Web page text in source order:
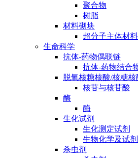
聚合物
树脂
材料砌块
超分子主体材料
生命科学
抗体-药物偶联链
抗体-药物结合
脱氧核糖核酸/核糖核
核苷与核苷酸
酶
酶
生化试剂
生化测定试剂
生物化学及试剂
杀虫剂